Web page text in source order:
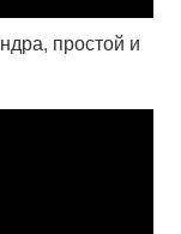
простой и